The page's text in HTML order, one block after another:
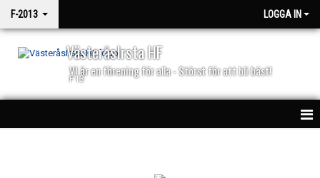
F-2013 LOGGA IN
VästeråsIrsta HF
VI är en förening för alla - Störst för att bli bäst!
F13